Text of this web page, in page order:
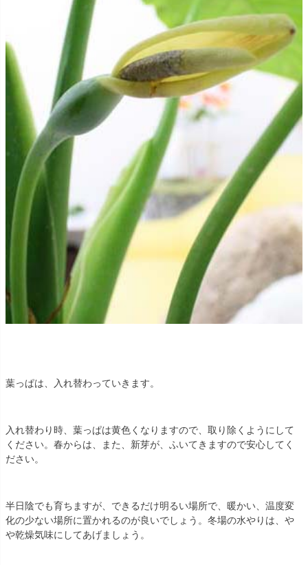
葉っぱは、入れ替わっていきます。
入れ替わり時、葉っぱは黄色くなりますので、取り除くようにして
ください。春からは、また、新芽が、ふいてきますので安心してく
ださい。
半日陰でも育ちますが、できるだけ明るい場所で、暖かい、温度変
化の少ない場所に置かれるのが良いでしょう。冬場の水やりは、や
や乾燥気味にしてあげましょう。